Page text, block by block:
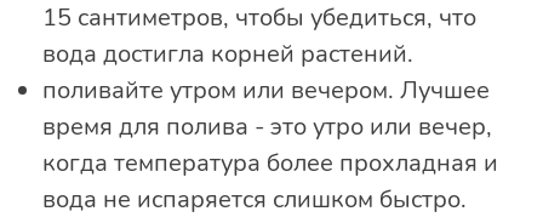
15 сантиметров, чтобы убедиться, что
вода достигла корней растений.
поливайте утром или вечером. Лучшее
время для полива - это утро или вечер,
когда температура более прохладная и
вода не испаряется слишком быстро.